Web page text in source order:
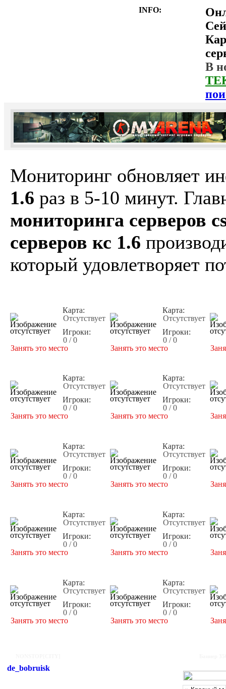
INFO:
В
Мониторинг обновляет
1.6 раз в 5-10 минут.
мониторинга серверов
серверов кс 1.6
который удовлетворяет
Карта:
Отсутствует
Игроки:
0 / 0
Занять это место
Карта:
Отсутствует
Игроки:
0 / 0
Занять это место
Карта:
Отсутствует
Игроки:
0 / 0
Занять это место
Карта:
Отсутствует
Игроки:
0 / 0
Занять это место
Карта:
Отсутствует
Игроки:
0 / 0
Занять это место
Карта:
Отсутствует
Игроки:
0 / 0
Занять это место
Карта:
Отсутствует
Игроки:
0 / 0
Занять это место
Карта:
Отсутствует
Игроки:
0 / 0
Занять это место
Карта:
Отсутствует
Игроки:
0 / 0
Занять это место
Карта:
Отсутствует
Игроки:
0 / 0
Занять это место
de_bobruisk